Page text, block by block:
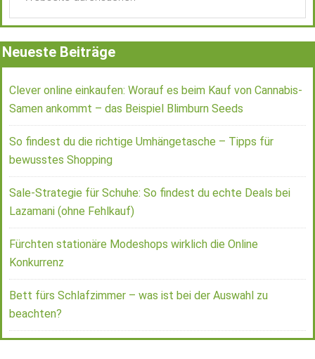
Neueste Beiträge
Clever online einkaufen: Worauf es beim Kauf von Cannabis-
Samen ankommt – das Beispiel Blimburn Seeds
So findest du die richtige Umhängetasche – Tipps für
bewusstes Shopping
Sale-Strategie für Schuhe: So findest du echte Deals bei
Lazamani (ohne Fehlkauf)
Fürchten stationäre Modeshops wirklich die Online
Konkurrenz
Bett fürs Schlafzimmer – was ist bei der Auswahl zu
beachten?